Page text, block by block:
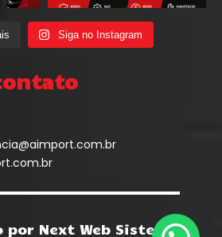
Siga no Instagram
por Next Web Sistemas